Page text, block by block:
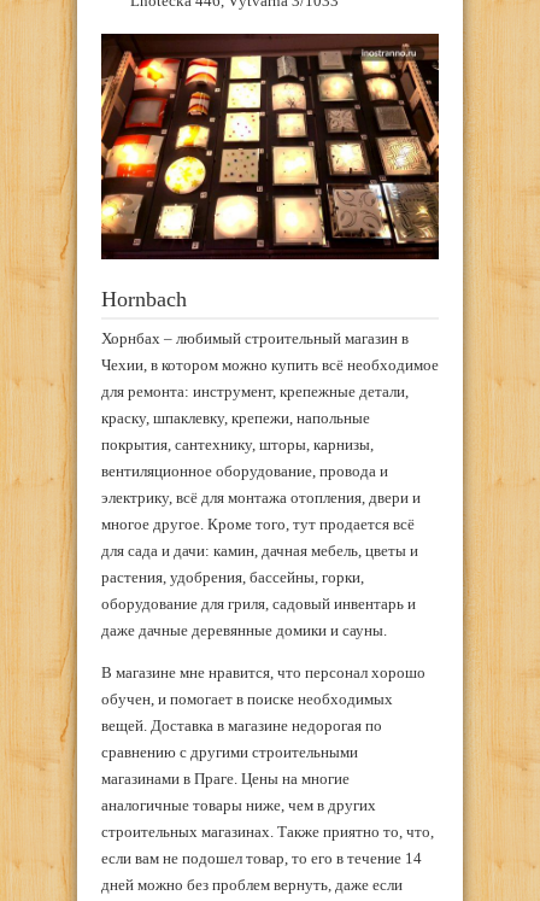
Hornbach
Хорнбах – любимый строительный магазин в
Чехии, в котором можно купить всё необходимое
для ремонта: инструмент, крепежные детали,
краску, шпаклевку, крепежи, напольные
покрытия, сантехнику, шторы, карнизы,
вентиляционное оборудование, провода и
электрику, всё для монтажа отопления, двери и
многое другое. Кроме того, тут продается всё
для сада и дачи: камин, дачная мебель, цветы и
растения, удобрения, бассейны, горки,
оборудование для гриля, садовый инвентарь и
даже дачные деревянные домики и сауны.
В магазине мне нравится, что персонал хорошо
обучен, и помогает в поиске необходимых
вещей. Доставка в магазине недорогая по
сравнению с другими строительными
магазинами в Праге. Цены на многие
аналогичные товары ниже, чем в других
строительных магазинах. Также приятно то, что,
если вам не подошел товар, то его в течение 14
дней можно без проблем вернуть, даже если